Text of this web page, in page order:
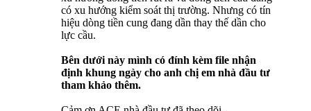
có xu hướng kiểm soát thị trường. Nhưng có tín
hiệu dòng tiền cung đang dần thay thế dần cho
lực cầu.
Bên dưới này mình có đính kèm file nhận
định khung ngày cho anh chị em nhà đầu tư
tham khảo thêm.